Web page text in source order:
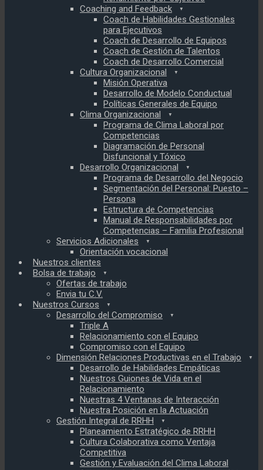
Coaching and Feedback
Coach de Habilidades Gestionales
para Ejecutivos
Coach de Desarrollo de Equipos
Coach de Gestión de Talentos
Coach de Desarrollo Comercial
Cultura Organizacional
Misión Operativa
Desarrollo de Modelo Conductual
Políticas Generales de Equipo
Clima Organizacional
Programa de Clima Laboral por
Competencias
Diagramación de Personal
Disfuncional y Tóxico
Desarrollo Organizacional
Programa de Desarrollo del Negocio
Segmentación del Personal: Puesto –
Persona
Estructura de Competencias
Manual de Responsabilidades por
Competencias – Familia Profesional
Servicios Adicionales
Orientación vocacional
Nuestros clientes
Bolsa de trabajo
Ofertas de trabajo
Envia tu C.V.
Nuestros Cursos
Desarrollo del Compromiso
Triple A
Relacionamiento con el Equipo
Compromiso con el Equipo
Dimensión Relaciones Productivas en el Trabajo
Desarrollo de Habilidades Empáticas
Nuestros Guiones de Vida en el
Relacionamiento
Nuestras 4 Ventanas de Interacción
Nuestra Posición en la Actuación
Gestión Integral de RRHH
Planeamiento Estratégico de RRHH
Cultura Colaborativa como Ventaja
Competitiva
Gestión y Evaluación del Clima Laboral